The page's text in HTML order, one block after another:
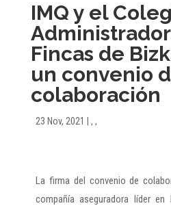
IMQ y el
Fincas de
un convenio
colaboración
23 Nov, 2021 , ,
La firma del convenio de
compañía aseguradora líder